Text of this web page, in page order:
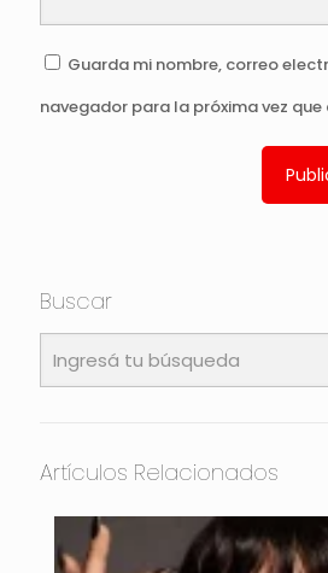
Guarda mi nombre, correo
navegador para la próxima vez
Buscar
Artículos Relacionados